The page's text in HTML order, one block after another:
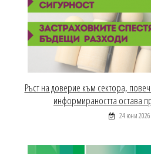
Ръст на доверие към сектора,
информираността остава
24 юни 2026